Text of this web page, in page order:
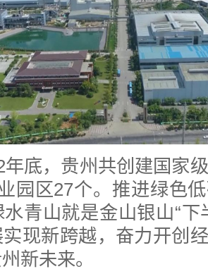
，贵州共创建国家级
园区27个。推进绿色
青山就是金山银山“下
现新跨越，奋力开创
新未来。